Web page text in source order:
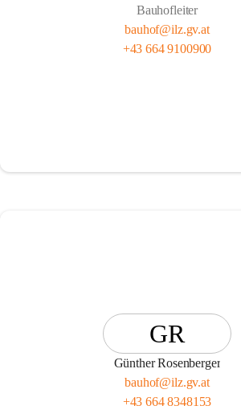
Bauhofleiter
bauhof@ilz.gv.at
+43 664 9100900
GR
Günther Rosenberger
bauhof@ilz.gv.at
+43 664 8348153